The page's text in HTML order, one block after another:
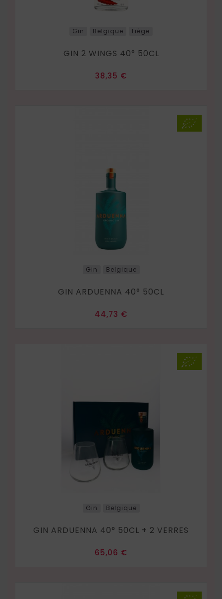
Gin Belgique Liège
GIN 2 WINGS 40° 50CL
Prix
38,35 €
Gin Belgique
GIN ARDUENNA 40° 50CL
Prix
44,73 €
Gin Belgique
GIN ARDUENNA 40° 50CL + 2 VERRES
Prix
65,06 €